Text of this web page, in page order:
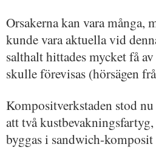
Orsakerna kan vara många,
kunde vara aktuella vid
salthalt hittades mycket få
skulle förevisas (hörsägen
Kompositverkstaden stod
att två
byggas i sandwich-